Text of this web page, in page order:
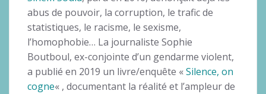
abus de pouvoir, la corruption, le trafic de
statistiques, le racisme, le sexisme,
l’homophobie… La journaliste Sophie
Boutboul, ex-conjointe d’un gendarme violent,
a publié en 2019 un livre/enquête «Silence, on
cogne« , documentant la réalité et l’ampleur de